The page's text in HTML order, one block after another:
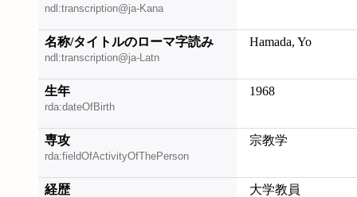
ndl:transcription@ja-Kana
名称/タイトルのローマ字読み
ndl:transcription@ja-Latn
Hamada, Yo
生年
rda:dateOfBirth
1968
専攻
rda:fieldOfActivityOfThePerson
宗教学
経歴 大学教員